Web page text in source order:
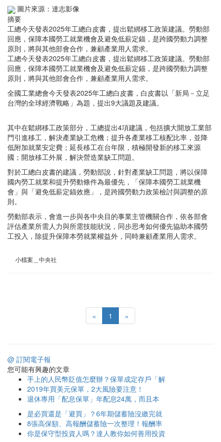
圖片來源：達志影像
摘要
工總今天發表2025年工總白皮書，提出鬆綁移工政策建議。勞動部
回應，保障本國勞工就業機會及避免低薪定錨，是跨國勞動力調整
原則，將與其他部會合作，兼顧產業用人需求。
工總今天發表2025年工總白皮書，提出鬆綁移工政策建議。勞動部
回應，保障本國勞工就業機會及避免低薪定錨，是跨國勞動力調整
原則，將與其他部會合作，兼顧產業用人需求。
全國工業總會今天發表2025年工總白皮書，白皮書以「新局－立足
台灣的全球經濟戰略」為題，提出9大議題及建議。
其中在鬆綁移工政策部分，工總提出4項建議，包括擴大開放工業部
門引進移工，解決產業缺工危機；提升各產業移工核配比率，並降
低附加就業安定費；延長移工在台年限，積極開發新的移工來源
國；開放移工外展，解決營造業缺工問題。
對於工總白皮書的建議，勞動部說，針對產業缺工問題，將以保障
國內勞工就業和提升勞動條件為最優先，「保障本國勞工就業機
會」與「避免低薪定錨效應」，是跨國勞動力政策檢討與調整的原
則。
勞動部表示，會進一步與各中央目的事業主管機關合作，依各部會
評估產業所需人力與所需技能狀況，同步思考如何優先協助本國勞
工投入，除提升保障本勞就業權益外，同時兼顧產業用人需求。
小檔案＿中央社
« 1 »
@ 訂閱電子報
您可能有興趣的文章
手上的人民幣貶值怎麼辦？保單成定存戶「解
2019年買美元保單，2大風險要注意！
退休專用「配息保單」年配息24萬，而且本
是必買還是「避買」？6年期儲蓄險沒繳完就
8張高保額、高報酬儲蓄險一次整理！報酬率
你是保守型投資人嗎？達人教你如何善用投資